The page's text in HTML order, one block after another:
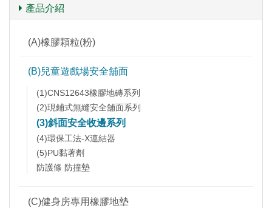
產品介紹
(A)橡膠顆粒(粉)
(B)兒童遊戲場安全舖面
(1)CNS12643橡膠地磚系列
(2)現鋪式無縫安全舖面系列
(3)斜面安全收邊系列
(4)環保工法-X連結器
(5)PU黏著劑
防護條 防撞墊
(C)健身房專用橡膠地墊